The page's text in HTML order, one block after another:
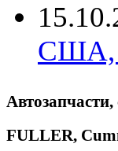
США,
FULLER,